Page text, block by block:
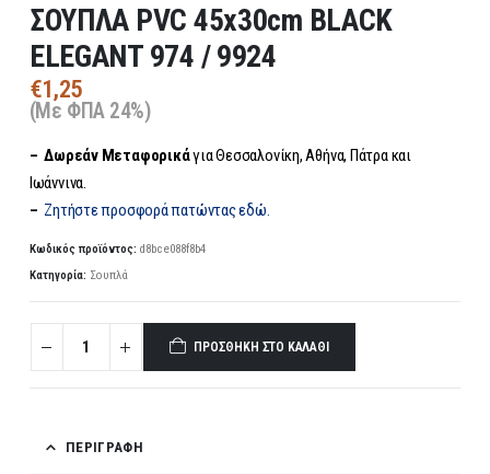
ΣΟΥΠΛΑ PVC 45x30cm BLACK
ELEGANT 974 / 9924
€1,25
(Με ΦΠΑ 24%)
– Δωρεάν Μεταφορικάγια Θεσσαλονίκη, Αθήνα, Πάτρα και
Ιωάννινα.
– Ζητήστε προσφορά πατώντας εδώ.
Κωδικός προϊόντος: d8bce088f8b4
Κατηγορία: Σουπλά
ΠΡΟΣΘΉΚΗ ΣΤΟ ΚΑΛΆΘΙ
ΠΕΡΙΓΡΑΦΉ